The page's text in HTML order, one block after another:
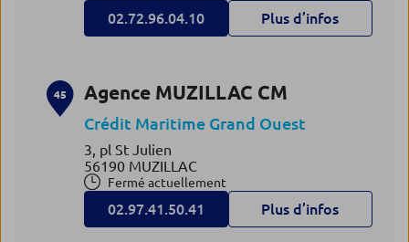
02.72.96.04.10 Plus d’infos
45 Agence MUZILLAC CM
Crédit Maritime Grand Ouest
3, pl St Julien
56190 MUZILLAC
Fermé actuellement
02.97.41.50.41 Plus d’infos